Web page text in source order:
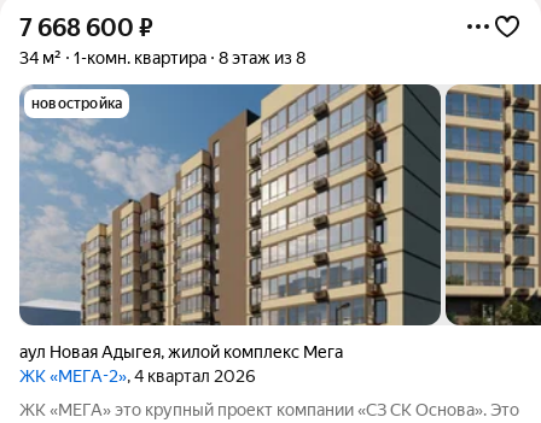
7 668 600 ₽
34 м² 1-комн. квартира 8 этаж из 8
новостройка
аул Новая Адыгея,жилой комплекс Мега
ЖК «МЕГА-2», 4 квартал 2026
ЖК «МЕГА» это крупный проект компании «СЗ СК Основа». Это